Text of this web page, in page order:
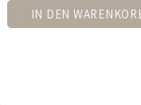
IN DEN WARENKORB